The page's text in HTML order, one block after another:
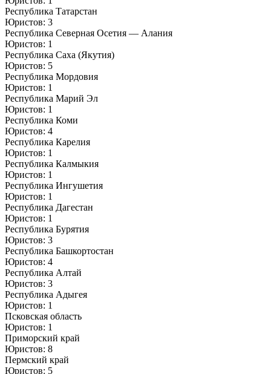
Республика Татарстан
Юристов: 3
Республика Северная Осетия — Алания
Юристов: 1
Республика Саха (Якутия)
Юристов: 5
Республика Мордовия
Юристов: 1
Республика Марий Эл
Юристов: 1
Республика Коми
Юристов: 4
Республика Карелия
Юристов: 1
Республика Калмыкия
Юристов: 1
Республика Ингушетия
Юристов: 1
Республика Дагестан
Юристов: 1
Республика Бурятия
Юристов: 3
Республика Башкортостан
Юристов: 4
Республика Алтай
Юристов: 3
Республика Адыгея
Юристов: 1
Псковская область
Юристов: 1
Приморский край
Юристов: 8
Пермский край
Юристов: 5